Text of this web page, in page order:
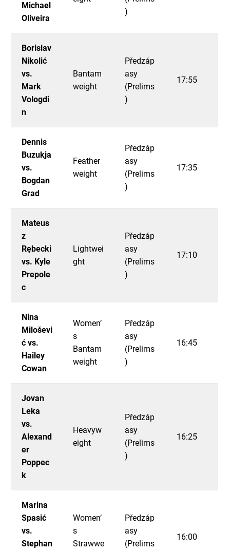
Michael
Oliveira
)
Borislav
Nikolić
vs.
Mark
Vologdi
n
Bantam
weight
Předzáp
asy
(Prelims
)
17:55
Dennis
Buzukja
vs.
Bogdan
Grad
Feather
weight
Předzáp
asy
(Prelims
)
17:35
Mateus
z
Rębecki
vs. Kyle
Prepole
c
Lightwei
ght
Předzáp
asy
(Prelims
)
17:10
Nina
Miloševi
ć vs.
Hailey
Cowan
Women’
s
Bantam
weight
Předzáp
asy
(Prelims
)
16:45
Jovan
Leka
vs.
Alexand
er
Poppec
k
Heavyw
eight
Předzáp
asy
(Prelims
)
16:25
Marina
Spasić
vs.
Stephan
Women’
s
Strawwe
Předzáp
asy
(Prelims
16:00